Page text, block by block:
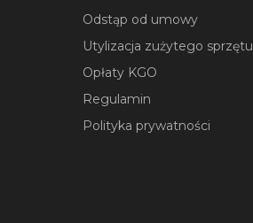
Odstąp od umowy
Utylizacja zużytego sprzętu
Opłaty KGO
Regulamin
Polityka prywatności